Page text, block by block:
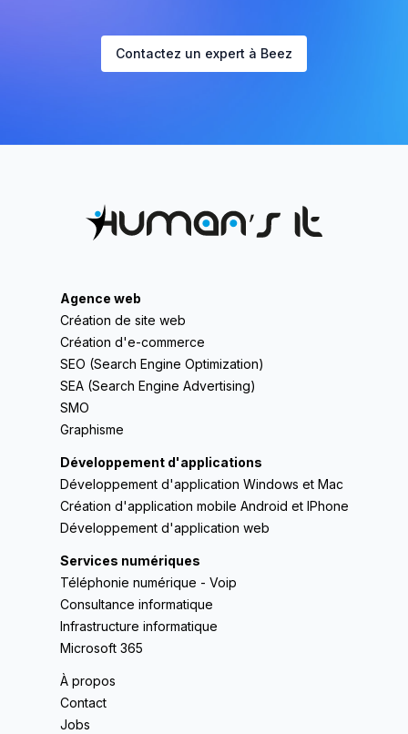
Contactez un expert à Beez
Agence web
Création de site web
Création d'e-commerce
SEO (Search Engine Optimization)
SEA (Search Engine Advertising)
SMO
Graphisme
Développement d'applications
Développement d'application Windows et Mac
Création d'application mobile Android et IPhone
Développement d'application web
Services numériques
Téléphonie numérique - Voip
Consultance informatique
Infrastructure informatique
Microsoft 365
À propos
Contact
Jobs